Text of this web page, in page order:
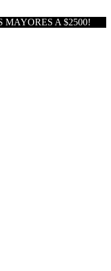
MAYORES A $2500!